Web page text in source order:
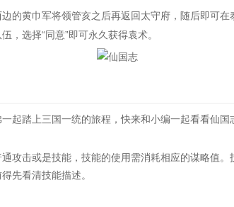
黄巾军将领管亥之后再返回太守府，随后即可在
选择“同意”即可永久获得袁术。
起踏上三国一统的旅程，快来和小编一起看看仙国
击或是技能，技能的使用需消耗相应的谋略值。
先看清技能描述。